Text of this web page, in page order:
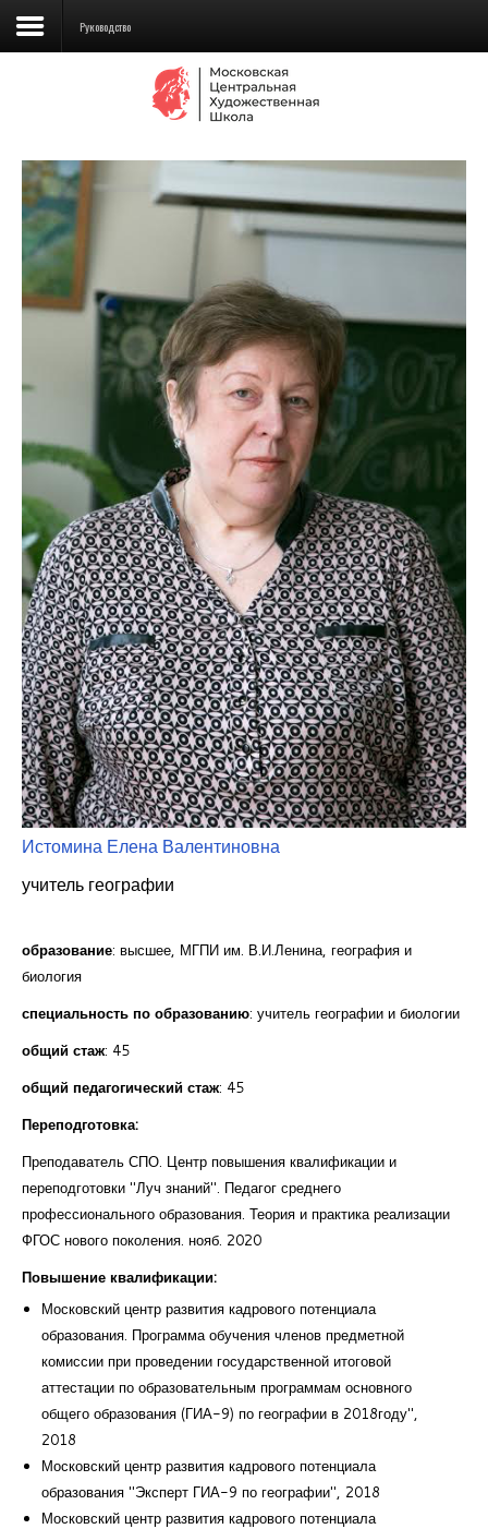
Сведения об образовательной
Школа
Училище
Детская Художественная школа
Поступающим
Доп. образование
Курсы повышения квалификации
Центр непрерывного образования
Конкурсы
Творческий инкубатор
Руководство
Истомина Елена Валентиновна
учитель географии
образование: высшее, МГПИ им. В.И.Ленина, география и
биология
специальность по образованию: учитель географии и биологии
общий стаж: 45
общий педагогический стаж: 45
Переподготовка:
Преподаватель СПО. Центр повышения квалификации и
переподготовки "Луч знаний". Педагог среднего
профессионального образования. Теория и практика реализации
ФГОС нового поколения. нояб. 2020
Повышение квалификации:
Московский центр развития кадрового потенциала
образования. Программа обучения членов предметной
комиссии при проведении государственной итоговой
аттестации по образовательным программам основного
общего образования (ГИА-9) по географии в 2018году",
2018
Московский центр развития кадрового потенциала
образования "Эксперт ГИА-9 по географии", 2018
Московский центр развития кадрового потенциала